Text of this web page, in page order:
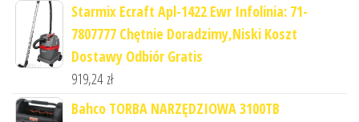
Starmix Ecraft Apl-1422 Ewr Infolinia: 71-
7807777 Chętnie Doradzimy,Niski Koszt
Dostawy Odbiór Gratis
919,24 zł
Bahco TORBA NARZĘDZIOWA 3100TB